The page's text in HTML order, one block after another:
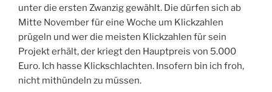
unter die ersten Zwanzig gewählt. Die dürfen sich ab
Mitte November für eine Woche um Klickzahlen
prügeln und wer die meisten Klickzahlen für sein
Projekt erhält, der kriegt den Hauptpreis von 5.000
Euro. Ich hasse Klickschlachten. Insofern bin ich froh,
nicht mithündeln zu müssen.